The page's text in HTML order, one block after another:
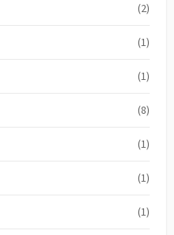
(2)
(1)
(1)
(8)
(1)
(1)
(1)